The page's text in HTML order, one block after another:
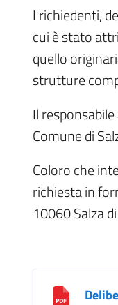
I richiedenti,
cui è stato
quello
strutture
Il
Comune di
Coloro che
richiesta in
10060 Salza